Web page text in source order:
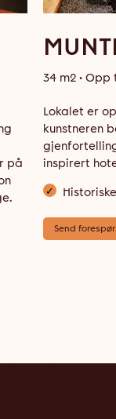
på
34 m2 • Opp
Lokalet er
kunstneren
inspirert
Send